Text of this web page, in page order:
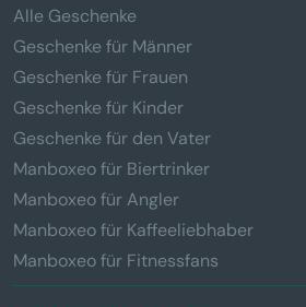
Alle Geschenke
Geschenke für Männer
Geschenke für Frauen
Geschenke für Kinder
Geschenke für den Vater
Manboxeo für Biertrinker
Manboxeo für Angler
Manboxeo für Kaffeeliebhaber
Manboxeo für Fitnessfans